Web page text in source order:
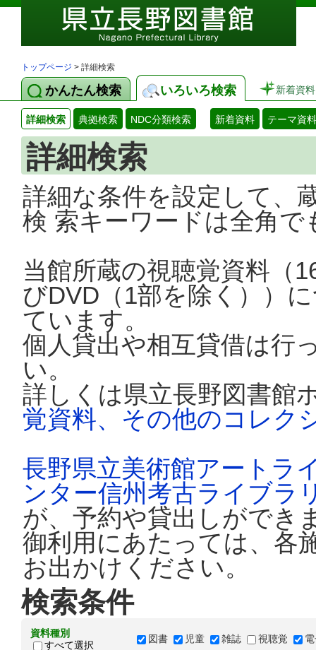
トップページ > 詳細検索
かんたん検索 いろいろ検索 新着資料
詳細検索 典拠検索 NDC分類検索 新着資料 テーマ資料
詳細検索
詳細な条件を設定して、
検 索キーワードは全角
当館所蔵の視聴覚資料（
びDVD（1部を除く））
ています。
個人貸出や相互貸借は行
い。
詳しくは県立長野図書館
覚資料、その他のコレク
長野県立美術館アートラ
ンター信州考古ライブラ
が、予約や貸出しができ
御利用にあたっては、各
お出かけください。
検索条件
資料種別
すべて選択
図書 児童 雑誌 視聴覚